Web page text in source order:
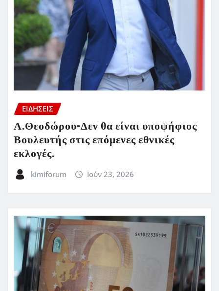
ΕΙΔΗΣΕΙΣ
Α.Θεοδώρου-Δεν θα είναι υποψήφιος
Βουλευτής στις επόμενες εθνικές
εκλογές.
kimiforum Ιούν 23, 2026